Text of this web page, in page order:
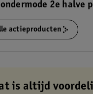
2e halve
actieproducten
is altijd